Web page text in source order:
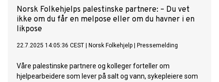
Norsk Folkehjelps palestinske partnere: – Du vet
ikke om du får en melpose eller om du havner i en
likpose
22.7.2025 14:05:36 CEST Norsk Folkehjelp Pressemelding
Våre palestinske partnere og kolleger forteller om
hjelpearbeidere som lever på salt og vann, sykepleiere som